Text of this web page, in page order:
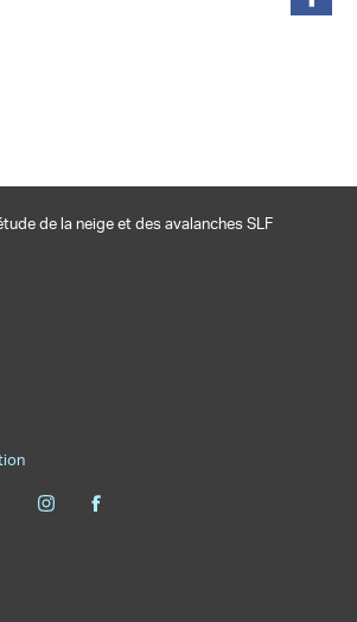
de la neige et des avalanches SLF